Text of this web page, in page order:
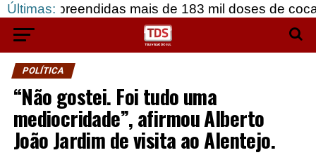
Últimas:mais de 183 mil doses de cocaína, em
POLÍTICA
“Não gostei. Foi tudo uma
mediocridade”, afirmou Alberto
João Jardim de visita ao Alentejo.